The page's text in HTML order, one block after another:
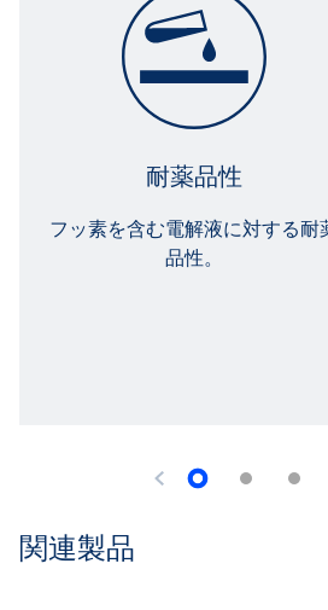
耐薬品性
フッ素を含む電解液に対する耐
品性。
関連製品